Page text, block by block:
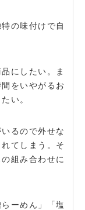
の味付けで自
にしたい。ま
をいやがるお
い。
るので外せな
てしまう。そ
組み合わせに
ーめん」「塩